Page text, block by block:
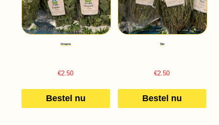
Oregano
€2.50
Bestel nu
Tijm
€2.50
Bestel nu